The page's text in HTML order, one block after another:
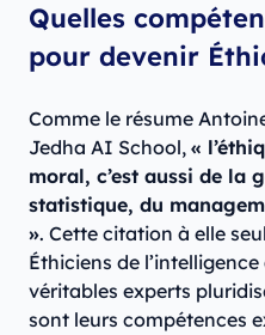
Quelles
pour devenir
Comme le résume
Jedha AI School, «
moral, c’est aussi de la
statistique, du
». Cette citation à elle
Éthiciens de
véritables experts
sont leurs compétences